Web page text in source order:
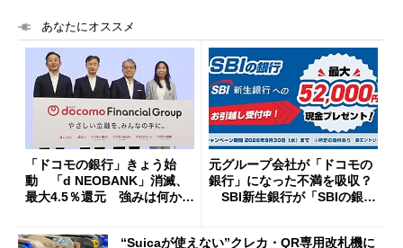
あなたにオススメ
「ドコモの銀行」きょう始
動 「d NEOBANK」消滅、
最大4.5％還元 強みは何か解
元グループ会社が「ドコモの
銀行」になった不満を吸収？
SBI新生銀行が「SBIの銀
開催
“Suicaが使えない”クレカ・QR専用改札機に